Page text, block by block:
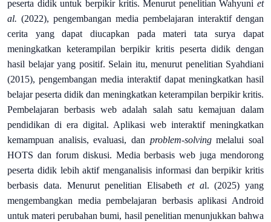
peserta didik untuk berpikir kritis. Menurut penelitian Wahyuni et
al. (2022), pengembangan media pembelajaran interaktif dengan
cerita yang dapat diucapkan pada materi tata surya dapat
meningkatkan keterampilan berpikir kritis peserta didik dengan
hasil belajar yang positif. Selain itu, menurut penelitian Syahdiani
(2015), pengembangan media interaktif dapat meningkatkan hasil
belajar peserta didik dan meningkatkan keterampilan berpikir kritis.
Pembelajaran berbasis web adalah salah satu kemajuan dalam
pendidikan di era digital. Aplikasi web interaktif meningkatkan
kemampuan analisis, evaluasi, dan problem-solvingmelalui soal
HOTS dan forum diskusi. Media berbasis web juga mendorong
peserta didik lebih aktif menganalisis informasi dan berpikir kritis
berbasis data. Menurut penelitian Elisabeth et al. (2025) yang
mengembangkan media pembelajaran berbasis aplikasi Android
untuk materi perubahan bumi, hasil penelitian menunjukkan bahwa